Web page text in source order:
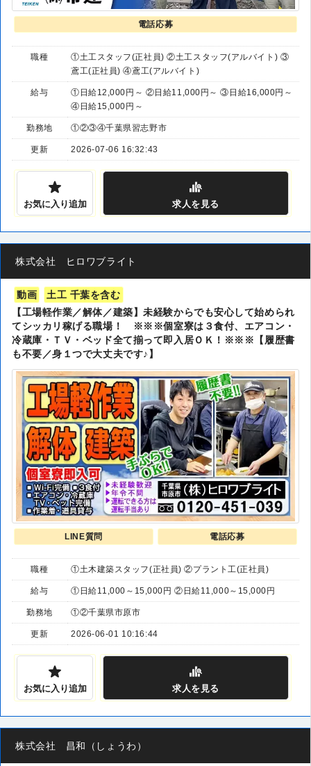
電話応募
職種
①土工スタッフ(正社員) ②土工スタッフ(アルバイト) ③
鳶工(正社員) ④鳶工(アルバイト)
給与
①日給12,000円～ ②日給11,000円～ ③日給16,000円～
④日給15,000円～
勤務地 ①②③④千葉県習志野市
更新 2026-07-06 16:32:43
お気に入り追加 求人を見る
株式会社 ヒロワブライト
動画
土工 千葉を含む
【工場軽作業／解体／建築】未経験からでも安心して始められ
てシッカリ稼げる職場！ ※※※個室寮は３食付、エアコン・
冷蔵庫・ＴＶ・ベッド全て揃って即入居ＯＫ！※※※【履歴書
も不要／身１つで大丈夫です♪】
LINE質問 電話応募
職種 ①土木建築スタッフ(正社員) ②プラント工(正社員)
給与 ①日給11,000～15,000円 ②日給11,000～15,000円
勤務地 ①②千葉県市原市
更新 2026-06-01 10:16:44
お気に入り追加 求人を見る
株式会社 昌和（しょうわ）